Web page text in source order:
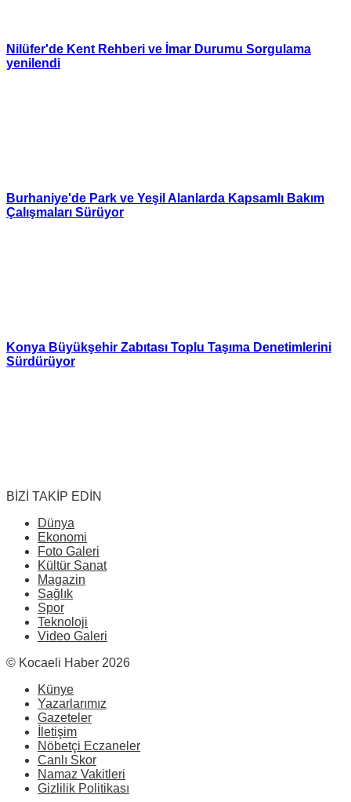
Nilüfer'de Kent Rehberi ve İmar Durumu Sorgulama
yenilendi
Burhaniye'de Park ve Yeşil Alanlarda Kapsamlı Bakım
Çalışmaları Sürüyor
Konya Büyükşehir Zabıtası Toplu Taşıma Denetimlerini
Sürdürüyor
BİZİ TAKİP EDİN
Dünya
Ekonomi
Foto Galeri
Kültür Sanat
Magazin
Sağlık
Spor
Teknoloji
Video Galeri
© Kocaeli Haber 2026
Künye
Yazarlarımız
Gazeteler
İletişim
Nöbetçi Eczaneler
Canlı Skor
Namaz Vakitleri
Gizlilik Politikası